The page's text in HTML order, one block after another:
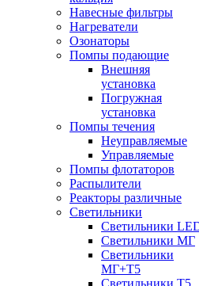
Навесные фильтры
Нагреватели
Озонаторы
Помпы подающие
Внешняя
установка
Погружная
установка
Помпы течения
Неуправляемые
Управляемые
Помпы флотаторов
Распылители
Реакторы различные
Светильники
Светильники
Светильники МГ
Светильники
МГ+T5
Светильники Т5